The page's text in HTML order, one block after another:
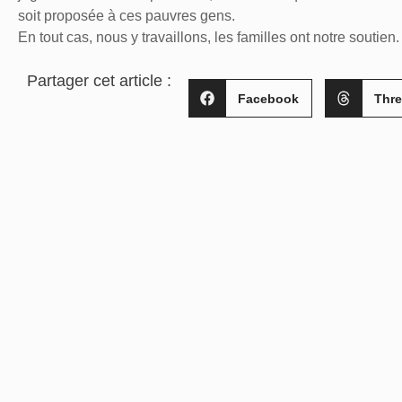
soit proposée à ces pauvres gens.
En tout cas, nous y travaillons, les familles ont notre soutien.
Partager cet article :
Facebook